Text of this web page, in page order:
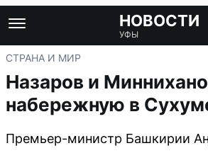
НОВОСТИ
УФЫ
СТРАНА И МИР
Назаров и
набережную в
Премьер-министр Башкирии